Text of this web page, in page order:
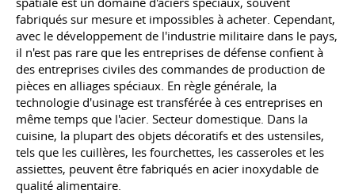
fabriqués sur mesure et impossibles à acheter. Cependant,
avec le développement de l'industrie militaire dans le pays,
il n'est pas rare que les entreprises de défense confient à
des entreprises civiles des commandes de production de
pièces en alliages spéciaux. En règle générale, la
technologie d'usinage est transférée à ces entreprises en
même temps que l'acier. Secteur domestique. Dans la
cuisine, la plupart des objets décoratifs et des ustensiles,
tels que les cuillères, les fourchettes, les casseroles et les
assiettes, peuvent être fabriqués en acier inoxydable de
qualité alimentaire.